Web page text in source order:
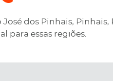
dos Pinhais,
para essas regiões.